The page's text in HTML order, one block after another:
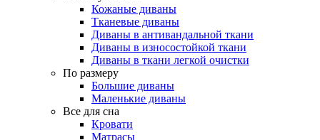
Кожаные диваны
Тканевые диваны
Диваны в антивандальной ткани
Диваны в износостойкой ткани
Диваны в ткани легкой очистки
По размеру
Большие диваны
Маленькие диваны
Все для сна
Кровати
Матрасы